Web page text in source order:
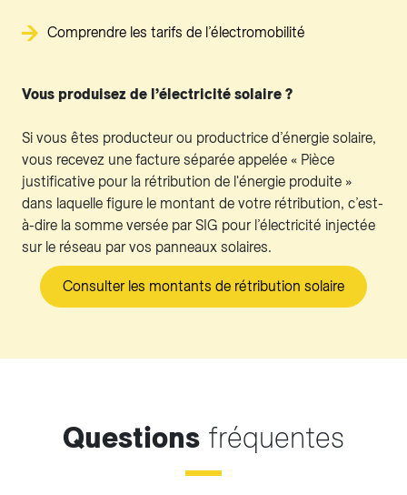
Comprendre les tarifs de l’électromobilité
Vous produisez de l’électricité solaire ?
Si vous êtes producteur ou productrice d’énergie solaire,
vous recevez une facture séparée appelée « Pièce
justificative pour la rétribution de l'énergie produite »
dans laquelle figure le montant de votre rétribution, c’est-
à-dire la somme versée par SIG pour l’électricité injectée
sur le réseau par vos panneaux solaires.
Consulter les montants de rétribution solaire
Questions fréquentes